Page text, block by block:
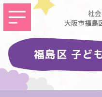
社
大阪市福島
福島区 子ど